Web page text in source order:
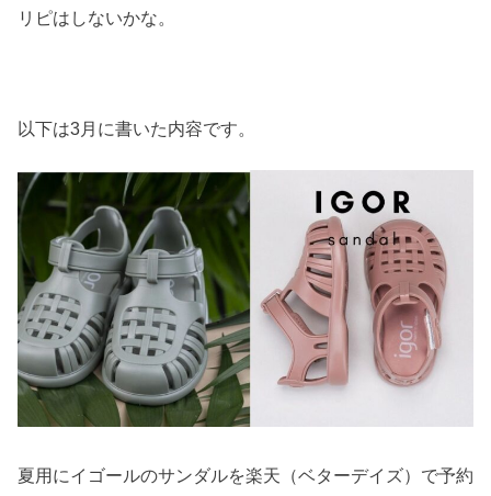
リピはしないかな。
以下は3月に書いた内容です。
夏用にイゴールのサンダルを楽天（ベターデイズ）で予約